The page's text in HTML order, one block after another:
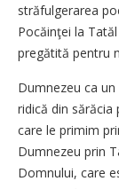
străfulgerarea
Pocăinţei la
pregătită pentru
Dumnezeu ca
ridică din sărăcia
care le primim
Dumnezeu prin
Domnului, care